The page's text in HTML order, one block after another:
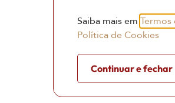
Saiba mais em Termos
Política de Cookies
Continuar e fechar